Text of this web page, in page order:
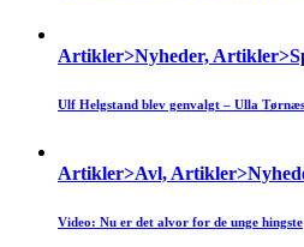
Artikler>Nyheder,
Ulf Helgstand blev genvalgt – Ulla
Artikler>Avl,
Video: Nu er det alvor for de unge hingste